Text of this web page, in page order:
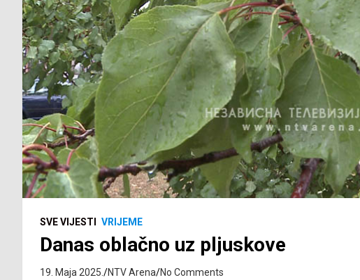
SVE VIJESTI VRIJEME
Danas oblačno uz pljuskove
19. Maja 2025. NTV Arena No Comments